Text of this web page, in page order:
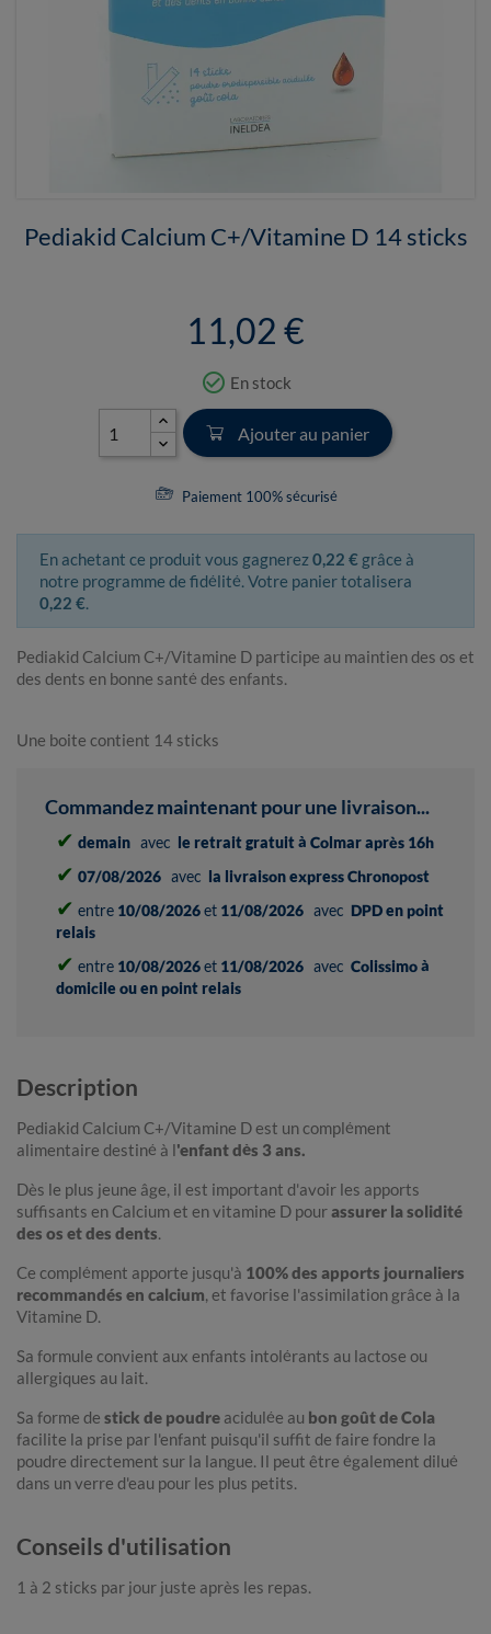
Pediakid Calcium C+/Vitamine D 14 sticks
11,02 €
check_circle_outline En stock
Ajouter au panier
Paiement 100% sécurisé
En achetant ce produit vous gagnerez0,22 € grâce à
notre programme de fidélité. Votre panier totalisera
0,22 €.
Pediakid Calcium C+/Vitamine D participe au maintien des os et
des dents en bonne santé des enfants.
Une boite contient 14 sticks
Commandez maintenant pour une livraison...
✔ demain avec le retrait gratuit à Colmar après 16h
✔ 07/08/2026 avec la livraison express Chronopost
✔ entre 10/08/2026et 11/08/2026 avec DPD en point
relais
✔ entre 10/08/2026et 11/08/2026 avec Colissimo à
domicile ou en point relais
Description
Pediakid Calcium C+/Vitamine D est un complément
alimentaire destiné à l'enfant dès 3 ans.
Dès le plus jeune âge, il est important d'avoir les apports
suffisants en Calcium et en vitamine D pourassurer la solidité
des os et des dents.
Ce complément apporte jusqu'à 100% des apports journaliers
recommandés en calcium, et favorise l'assimilation grâce à la
Vitamine D.
Sa formule convient aux enfants intolérants au lactose ou
allergiques au lait.
Sa forme de stick de poudre acidulée au bon goût de Cola
facilite la prise par l'enfant puisqu'il suffit de faire fondre la
poudre directement sur la langue. Il peut être également dilué
dans un verre d'eau pour les plus petits.
Conseils d'utilisation
1 à 2 sticks par jour juste après les repas.